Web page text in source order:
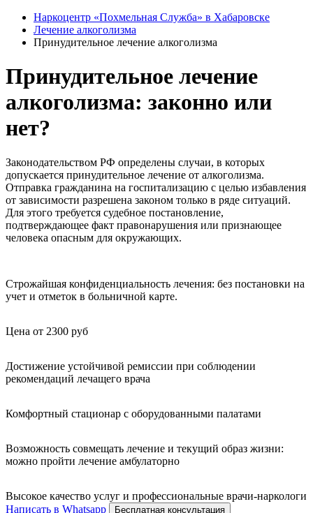
Наркоцентр «Похмельная Служба» в Хабаровске
Лечение алкоголизма
Принудительное лечение алкоголизма
Принудительное лечение
алкоголизма: законно или
нет?
Законодательством РФ определены случаи, в которых
допускается принудительное лечение от алкоголизма.
Отправка гражданина на госпитализацию с целью избавления
от зависимости разрешена законом только в ряде ситуаций.
Для этого требуется судебное постановление,
подтверждающее факт правонарушения или признающее
человека опасным для окружающих.
Строжайшая конфиденциальность лечения: без постановки на
учет и отметок в больничной карте.
Цена от 2300 руб
Достижение устойчивой ремиссии при соблюдении
рекомендаций лечащего врача
Комфортный стационар с оборудованными палатами
Возможность совмещать лечение и текущий образ жизни:
можно пройти лечение амбулаторно
Высокое качество услуг и профессиональные врачи-наркологи
Написать в Whatsapp
Бесплатная консультация